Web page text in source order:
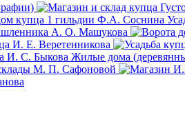
А. О. Машукова
И. Е. Веретенникова
Жилые дома
М. П. Сафоновой